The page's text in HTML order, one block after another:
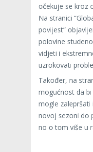
očekuje se kroz
Na stranici
povijest”
polovine
vidjeti i
uzrokovati
Također, na
mogućnost da
mogle zalepršati
novoj sezoni do
no o tom više u